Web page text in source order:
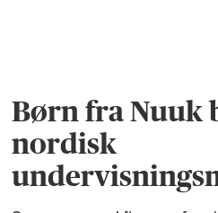
Børn fra Nuuk
nordisk